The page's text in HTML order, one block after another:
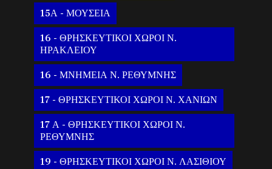
15Α - ΜΟΥΣΕΙΑ
16 - ΘΡΗΣΚΕΥΤΙΚΟΙ ΧΩΡΟΙ Ν.
ΗΡΑΚΛΕΙΟΥ
16 - ΜΝΗΜΕΙΑ Ν. ΡΕΘΥΜΝΗΣ
17 - ΘΡΗΣΚΕΥΤΙΚΟΙ ΧΩΡΟΙ Ν. ΧΑΝΙΩΝ
17 Α - ΘΡΗΣΚΕΥΤΙΚΟΙ ΧΩΡΟΙ Ν.
ΡΕΘΥΜΝΗΣ
19 - ΘΡΗΣΚΕΥΤΙΚΟΙ ΧΩΡΟΙ Ν. ΛΑΣΙΘΙΟΥ